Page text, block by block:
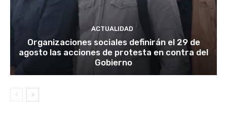
ACTUALIDAD
Organizaciones sociales definirán el 29 de
agosto las acciones de protesta en contra del
Gobierno